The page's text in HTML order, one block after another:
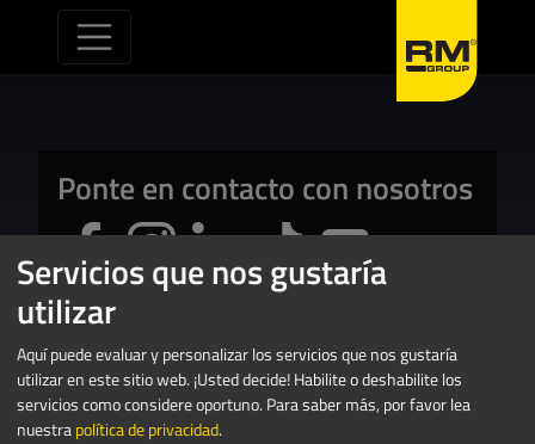
Saltar al contenido
Ponte en contacto con nosotros
Próxima feria comercial
Servicios que nos gustaría
utilizar
Aquí puede evaluar y personalizar los servicios que nos gustaría
utilizar en este sitio web. ¡Usted decide! Habilite o deshabilite los
servicios como considere oportuno.Para saber más, por favor lea
nuestrapolítica de privacidad.